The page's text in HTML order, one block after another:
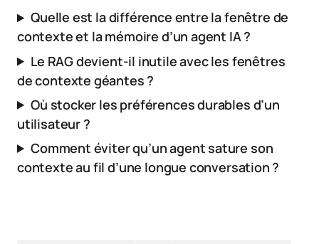
Quelle est la différence entre la fenêtre de
contexte et la mémoire d’un agent IA ?
Le RAG devient-il inutile avec les fenêtres
de contexte géantes ?
Où stocker les préférences durables d’un
utilisateur ?
Comment éviter qu’un agent sature son
contexte au fil d’une longue conversation ?